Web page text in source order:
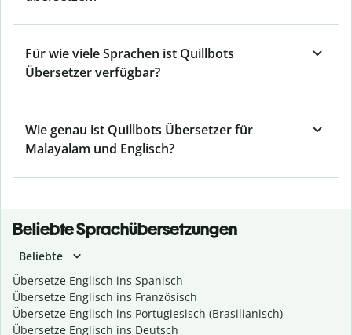
Für wie viele Sprachen ist Quillbots
Übersetzer verfügbar?
Wie genau ist Quillbots Übersetzer für
Malayalam und Englisch?
Beliebte Sprachübersetzungen
Beliebte
Übersetze Englisch ins Spanisch
Übersetze Englisch ins Französisch
Übersetze Englisch ins Portugiesisch (Brasilianisch)
Übersetze Englisch ins Deutsch